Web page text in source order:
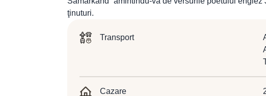
ţinuturi.
Transport
Cazare